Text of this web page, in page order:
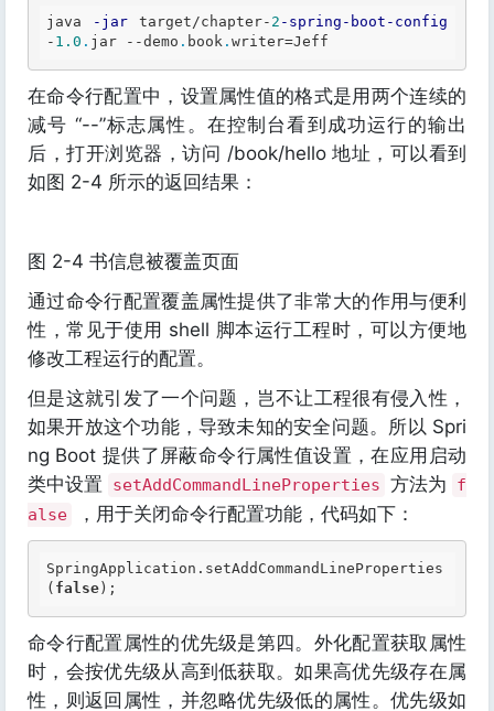
java -jar target/chapter- 2 -spring -boot -config
- 1.0 . jar --demo . book . writer=
在命令行配置中，设置属性值的格式是用两个连续的
减号 “--”标志属性。在控制台看到成功运行的输出
后，打开浏览器，访问 /book/hello 地址，可以看到
如图 2-4 所示的返回结果：
图 2-4 书信息被覆盖页面
通过命令行配置覆盖属性提供了非常大的作用与便利
性，常见于使用 shell 脚本运行工程时，可以方便地
修改工程运行的配置。
但是这就引发了一个问题，岂不让工程很有侵入性，
如果开放这个功能，导致未知的安全问题。所以 Spri
ng Boot 提供了屏蔽命令行属性值设置，在应用启动
类中设置
setAddCommandLineProperties 方法为
f
alse
，用于关闭命令行配置功能，代码如下：
SpringApplication .setAddCommandLineProperties
( false
命令行配置属性的优先级是第四。外化配置获取属性
时，会按优先级从高到低获取。如果高优先级存在属
性，则返回属性，并忽略优先级低的属性。优先级如